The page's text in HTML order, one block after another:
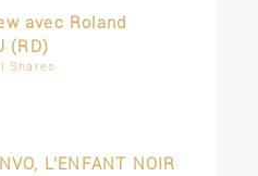
avec Roland
(RD)
Shares
L’ENFANT NOIR